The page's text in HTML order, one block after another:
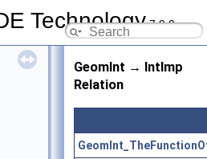
Technology7.9.0
GeomInt → IntImp
Relation